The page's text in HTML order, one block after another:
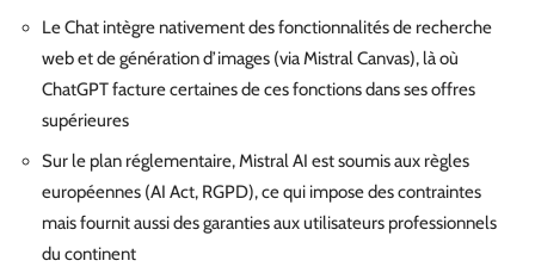
Le Chat intègre nativement des fonctionnalités de recherche
web et de génération d’images (via Mistral Canvas), là où
ChatGPT facture certaines de ces fonctions dans ses offres
supérieures
Sur le plan réglementaire, Mistral AI est soumis aux règles
européennes (AI Act, RGPD), ce qui impose des contraintes
mais fournit aussi des garanties aux utilisateurs professionnels
du continent